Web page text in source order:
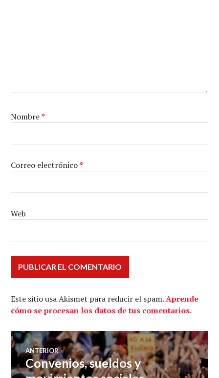
Nombre*
Correo electrónico*
Web
Este sitio usa Akismet para reducir el spam.Aprende
cómo se procesan los datos de tus comentarios.
Navegación
ANTERIOR
Entrada
anterior:
Convenios, sueldos y